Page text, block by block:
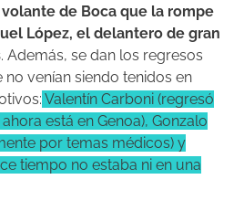
de Boca que la rompe
López, el delantero de gran
. Además, se dan los regresos
venían siendo tenidos en
Valentín Carboni (regresó
está en Genoa), Gonzalo
por temas médicos) y
tiempo no estaba ni en una